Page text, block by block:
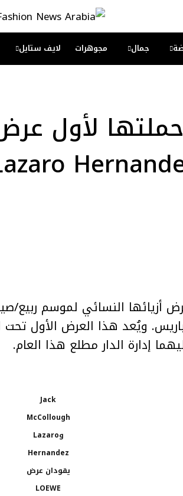
جمال مجوهرات لايف ستايل
Jack
McCollough
وLazaro
Hernandez
يقودان عرض
LOEWE